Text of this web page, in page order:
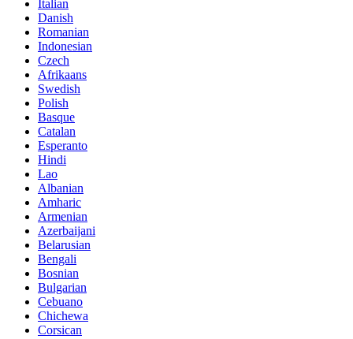
Italian
Danish
Romanian
Indonesian
Czech
Afrikaans
Swedish
Polish
Basque
Catalan
Esperanto
Hindi
Lao
Albanian
Amharic
Armenian
Azerbaijani
Belarusian
Bengali
Bosnian
Bulgarian
Cebuano
Chichewa
Corsican